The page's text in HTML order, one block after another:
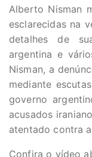
Alberto Nisman
esclarecidas na
detalhes de
argentina e
Nisman, a
mediante
governo
acusados
atentado contra
Confira o vídeo